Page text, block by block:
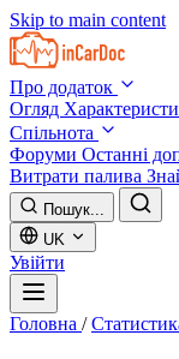
Skip to main content
Про додаток
Огляд
Спільнота
Форуми Останні
Витрати палива
Пошук...
UK
Увійти
Головна /